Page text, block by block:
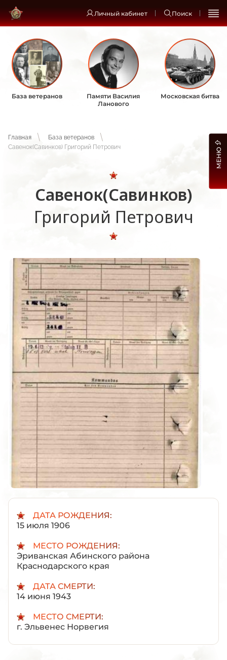
Личный кабинет Поиск
База ветеранов
Памяти Василия
Ланового
Московская битва
Главная
База ветеранов
Савенок(Савинков) Григорий Петрович
Савенок(Савинков)
Григорий Петрович
ДАТА РОЖДЕНИЯ:
15 июля 1906
МЕСТО РОЖДЕНИЯ:
Эриванская Абинского района
Краснодарского края
ДАТА СМЕРТИ:
14 июня 1943
МЕСТО СМЕРТИ:
г. Эльвенес Норвегия
МЕНЮ